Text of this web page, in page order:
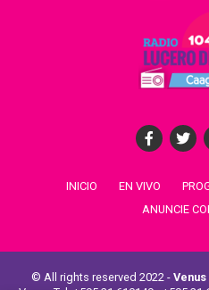
INICIO EN VIVO
ANUNCIE
© All rights reserved 2022 -